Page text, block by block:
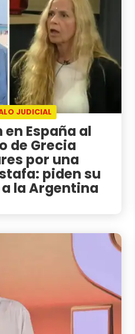
JUDICIAL
España al
de Grecia
por una
piden su
la Argentina